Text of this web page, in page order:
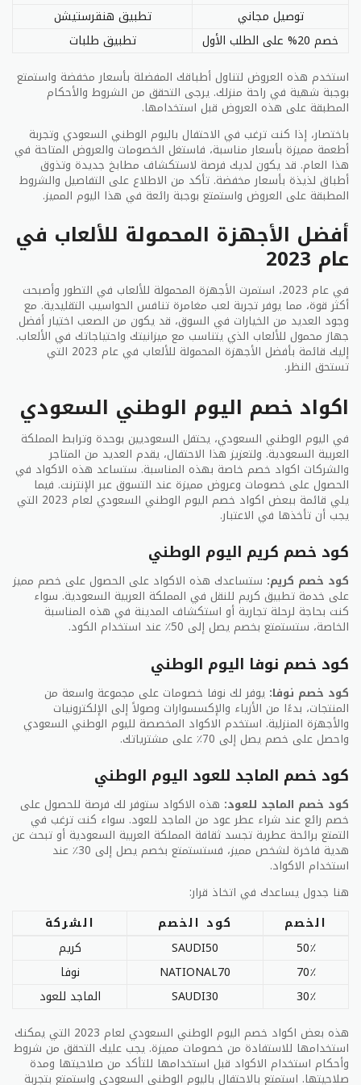
أطباق عربية وعالمية
وجبات خفيفة
الأجواء
هادئة
هذه بعض أفضل عروض المطاعم والمقاهي في الوطني
السعودي لعام ٢٠٢٦ التي تستحق الاهتمام. كل مطعم
ومقهى له مميزاته وخصائصه الفريدة. من المهم اختيار
العرض الذي يتناسب مع ميزانيتك وذوقك الشخصي.
الخاتمة
في هذه الأيام، يتنافس العديد من المحلات والشركات في
المملكة العربية السعودية على تقديم أفضل العروض
والتخفيضات للعملاء. يعد
المحلات التجارية التي توفر عروضًا مميزة ويمكن الاستفادة
منها.
النصائح الهامة عند اختيار والاستفادة من
العروض
المقدمة، يجب أن يكون لديك بعض النصائح الهامة
لتسهيل عملية اختيار واستفادة من العروض بشكل أفضل،
وهنا بعض النصائح:
مقارنة الأسعار: قد توجد العديد من العروض المتاحة
لنفس المنتج، لذا يجب أن تقوم بمقارنة الأسعار والتأكد
من أن العرض الذي تختاره هو الأفضل من حيث القيمة.
مراجعة التفاصيل: يجب عليك قراءة تفاصيل العرض
كان هناك أية قيود أو شروط معينة.
الاحتفاظ بالفواتير: يفضل الاحتفاظ بنسخة من الفاتورة
الخاصة بالعرض للحصول على أي ضمانات أو ضمانات
لاحقة.
التواصل مع خدمة العملاء: إذا كان لديك أي استفسارات
أو مشكلات، فلا تتردد في الاتصال بخدمة العملاء
للحصول على المساعدة اللازمة.
إليك الجدول التالي لمساعدتك في اتخاذ القرار:
الميزة الوطني السعودي
نوع العرض
خصومات على المنتجات
فترة العرض
بداية الشهر الجاري
المنتجات المشمولة في
العرض
جميع المنتجات
شروط العرض
يشترط الشراء بقيمة
معينة
المزايا
هذه بعض النصائح الهامة للاستفادة من عروض الوطني
السعودي. قد يكون لدى كل محل أو شركة قواعد وشروط
خاصة بها، لذا يجب عليك التأكد من معرفة هذه الشروط
قبل الشراء. استمتع بالتسوق واستفد من العروض المميزة!
كود خصم نون اليوم الوطني 94
يعتبر اليوم الوطني السعودي فرصة رائعة للاستفادة من
أفضل العروض والتخفيضات على مجموعة متنوعة من
تطبيق هنقرستيشن
توصيل مجاني
تطبيق طلبات
خصم 20% على الطلب الأول
استخدم هذه العروض لتناول أطباقك المفضلة بأسعار مخفضة واستمتع
بوجبة شهية في راحة منزلك. يرجى التحقق من الشروط والأحكام
المطبقة على هذه العروض قبل استخدامها.
باختصار، إذا كنت ترغب في الاحتفال باليوم الوطني السعودي وتجربة
أطعمة مميزة بأسعار مناسبة، فاستغل الخصومات والعروض المتاحة في
هذا العام. قد يكون لديك فرصة لاستكشاف مطابخ جديدة وتذوق
أطباق لذيذة بأسعار مخفضة. تأكد من الاطلاع على التفاصيل والشروط
المطبقة على العروض واستمتع بوجبة رائعة في هذا اليوم المميز.
أفضل الأجهزة المحمولة للألعاب في
عام 2023
في عام 2023، استمرت الأجهزة المحمولة للألعاب في التطور وأصبحت
أكثر قوة، مما يوفر تجربة لعب مغامرة تنافس الحواسيب التقليدية. مع
وجود العديد من الخيارات في السوق، قد يكون من الصعب اختيار أفضل
جهاز محمول للألعاب الذي يتناسب مع ميزانيتك واحتياجاتك في الألعاب.
إليك قائمة بأفضل الأجهزة المحمولة للألعاب في عام 2023 التي
تستحق النظر.
اكواد خصم اليوم الوطني السعودي
في اليوم الوطني السعودي، يحتفل السعوديين بوحدة وترابط المملكة
العربية السعودية. ولتعزيز هذا الاحتفال، يقدم العديد من المتاجر
والشركات اكواد خصم خاصة بهذه المناسبة. ستساعد هذه الاكواد في
الحصول على خصومات وعروض مميزة عند التسوق عبر الإنترنت. فيما
يلي قائمة ببعض اكواد خصم اليوم الوطني السعودي لعام 2023 التي
يجب أن تأخذها في الاعتبار.
كود خصم كريم اليوم الوطني
كود خصم كريم: ستساعدك هذه الاكواد على الحصول على خصم مميز
على خدمة تطبيق كريم للنقل في المملكة العربية السعودية. سواء
كنت بحاجة لرحلة تجارية أو استكشاف المدينة في هذه المناسبة
الخاصة، ستستمتع بخصم يصل إلى 50٪ عند استخدام الكود.
كود خصم نوفا اليوم الوطني
كود خصم نوفا: يوفر لك نوفا خصومات على مجموعة واسعة من
المنتجات، بدءًا من الأزياء والإكسسوارات وصولاً إلى الإلكترونيات
والأجهزة المنزلية. استخدم الاكواد المخصصة لليوم الوطني السعودي
واحصل على خصم يصل إلى 70٪ على مشترياتك.
كود خصم الماجد للعود اليوم الوطني
كود خصم الماجد للعود: هذه الاكواد ستوفر لك فرصة للحصول على
خصم رائع عند شراء عطر عود من الماجد للعود. سواء كنت ترغب في
التمتع برائحة عطرية تجسد ثقافة المملكة العربية السعودية أو تبحث عن
هدية فاخرة لشخص مميز، فستستمتع بخصم يصل إلى 30٪ عند
استخدام الاكواد.
هنا جدول يساعدك في اتخاذ قرار:
الشركة كود الخصم
الخصم
كريم
SAUDI50
50٪
نوفا
NATIONAL70
70٪
الماجد للعود
SAUDI30 30٪
هذه بعض اكواد خصم اليوم الوطني السعودي لعام 2023 التي يمكنك
استخدامها للاستفادة من خصومات مميزة. يجب عليك التحقق من شروط
وأحكام استخدام الاكواد قبل استخدامها للتأكد من صلاحيتها ومدة
صلاحيتها. استمتع بالاحتفال باليوم الوطني السعودي واستمتع بتجربة